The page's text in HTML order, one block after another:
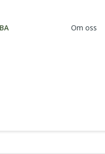
Om oss